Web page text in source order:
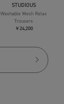
STUDIOUS
Washable Mesh Relax
Trousers
￥24,200